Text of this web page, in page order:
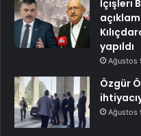
İçişleri
yapıldı
Ağustos
Özgür
Ağustos